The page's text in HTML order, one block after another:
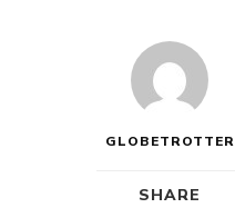
GLOBETROTTER
SHARE